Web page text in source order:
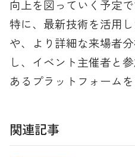
向上を図っていく予定で
特に、最新技術を活用
や、より詳細な来場者
し、イベント主催者と
あるプラットフォームを
関連記事